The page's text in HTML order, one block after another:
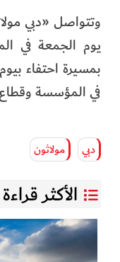
وتتواصل «دبي
بمسيرة احتفاء بيوم
في المؤسسة
دبي مولاثون
الأكثر قراءة